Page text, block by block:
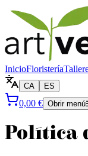
InicioFloristería
CA ES
0,00 € Obrir menú
Política